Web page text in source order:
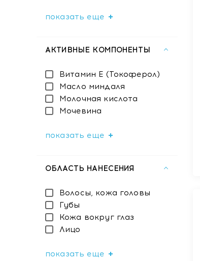
показать еще
АКТИВНЫЕ КОМПОНЕНТЫ
Витамин Е (Токоферол)
Масло миндаля
Молочная кислота
Мочевина
показать еще
ОБЛАСТЬ НАНЕСЕНИЯ
Волосы, кожа головы
Губы
Кожа вокруг глаз
Лицо
показать еще